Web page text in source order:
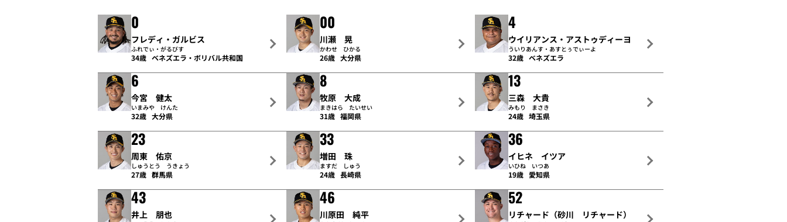
0
フレディ・ガルビス
ふれでぃ・がるびす
34歳 ベネズエラ・ボリバル共和国
00
川瀬 晃
かわせ ひかる
26歳 大分県
4
ウイリアンス・アストゥディーヨ
ういりあんす・あすとぅでぃーよ
32歳 ベネズエラ
6
今宮 健太
いまみや けんた
32歳 大分県
8
牧原 大成
まきはら たいせい
31歳 福岡県
13
三森 大貴
みもり まさき
24歳 埼玉県
23
周東 佑京
しゅうとう うきょう
27歳 群馬県
33
増田 珠
ますだ しゅう
24歳 長崎県
36
イヒネ イツア
いひね いつあ
19歳 愛知県
43
井上 朋也
46
川原田 純平
52
リチャード（砂川 リチャード）